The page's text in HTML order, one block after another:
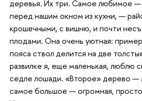
деревья. Их три. Самое любимое
перед нашим окном из кухни, —
крошечными, с вишню, и почти
плодами. Она очень уютная:
пояса ствол делится на две
развилке я, еще маленькая, люблю
седле лошади. «Второе» дерево —
самое большое — огромная, просто